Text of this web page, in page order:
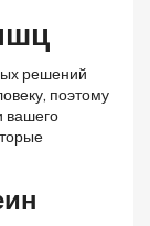
решений
поэтому
вашего